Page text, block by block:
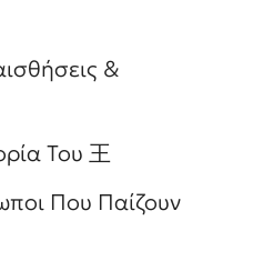
&
Του 王
Που Παίζουν